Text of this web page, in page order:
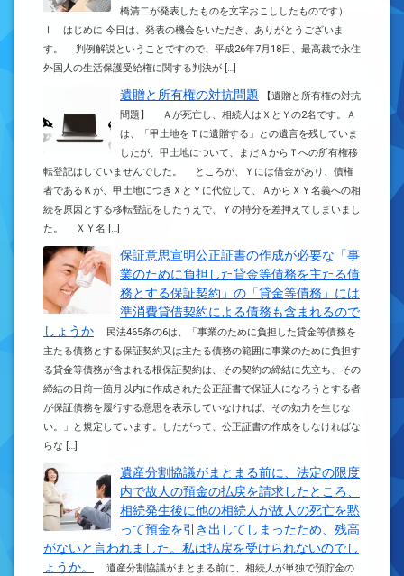
橋清二が発表したものを文字おこししたものです）
Ⅰ はじめに 今日は、発表の機会をいただき、ありがとうございま
す。 判例解説ということですので、平成26年7月18日、最高裁で永住
外国人の生活保護受給権に関する判決が […]
遺贈と所有権の対抗問題
【遺贈と所有権の対抗
問題】 Ａが死亡し、相続人はＸとＹの2名です。Ａ
は、「甲土地をＴに遺贈する」との遺言を残していま
したが、甲土地について、まだＡからＴへの所有権移
転登記はしていませんでした。 ところが、Ｙには借金があり、債権
者であるＫが、甲土地につきＸとＹに代位して、ＡからＸＹ名義への相
続を原因とする移転登記をしたうえで、Ｙの持分を差押えてしまいまし
た。 ＸＹ名 […]
保証意思宣明公正証書の作成が必要な「事
業のために負担した貸金等債務を主たる債
務とする保証契約」の「貸金等債務」には
準消費貸借契約による債務も含まれるので
しょうか
民法465条の6は、「事業のために負担した貸金等債務を
主たる債務とする保証契約又は主たる債務の範囲に事業のために負担す
る貸金等債務が含まれる根保証契約は、その契約の締結に先立ち、その
締結の日前一箇月以内に作成された公正証書で保証人になろうとする者
が保証債務を履行する意思を表示していなければ、その効力を生じな
い。」と規定しています。したがって、公正証書の作成をしなければな
らな […]
遺産分割協議がまとまる前に、法定の限度
内で故人の預金の払戻を請求したところ、
相続発生後に他の相続人が故人の死亡を黙
って預金を引き出してしまったため、残高
がないと言われました。私は払戻を受けられないのでし
ょうか。
遺産分割協議がまとまる前に、相続人が単独で預貯金の